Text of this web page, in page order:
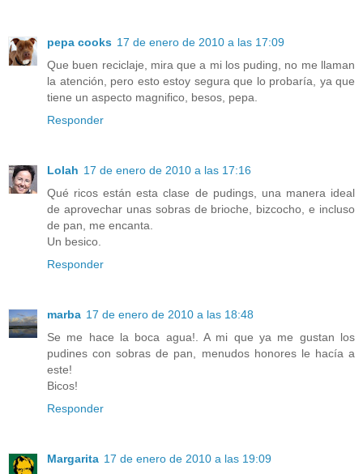
pepa cooks 17 de enero de 2010 a las 17:09
Que buen reciclaje, mira que a mi los puding, no me llaman
la atención, pero esto estoy segura que lo probaría, ya que
tiene un aspecto magnifico, besos, pepa.
Responder
Lolah 17 de enero de 2010 a las 17:16
Qué ricos están esta clase de pudings, una manera ideal
de aprovechar unas sobras de brioche, bizcocho, e incluso
de pan, me encanta.
Un besico.
Responder
marba 17 de enero de 2010 a las 18:48
Se me hace la boca agua!. A mi que ya me gustan los
pudines con sobras de pan, menudos honores le hacía a
este!
Bicos!
Responder
Margarita 17 de enero de 2010 a las 19:09